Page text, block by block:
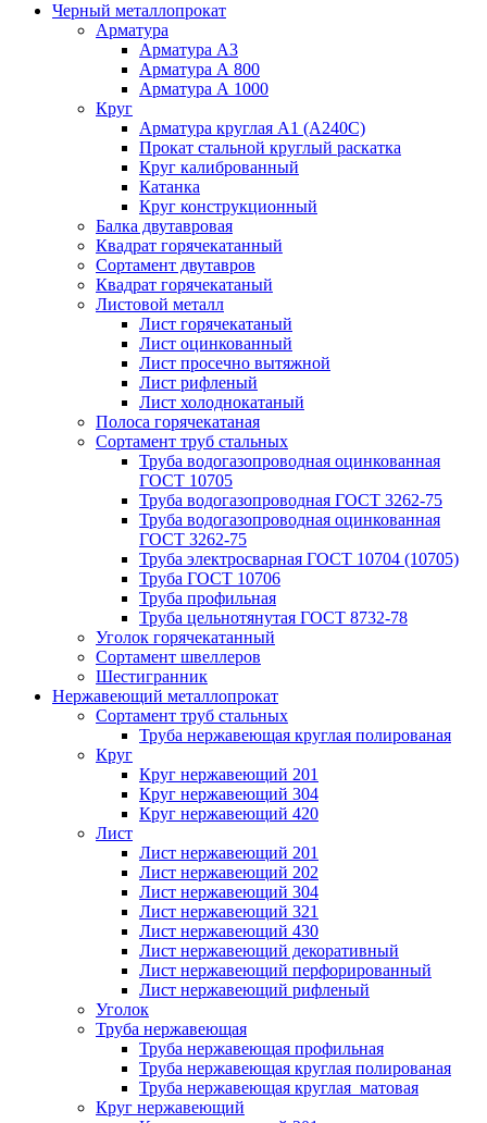
Черный металлопрокат
Арматура
Арматура А3
Арматура А 800
Арматура А 1000
Круг
Арматура круглая А1 (А240C)
Прокат стальной круглый раскатка
Круг калиброванный
Катанка
Круг конструкционный
Балка двутавровая
Квадрат горячекатанный
Сортамент двутавров
Квадрат горячекатаный
Листовой металл
Лист горячекатаный
Лист оцинкованный
Лист просечно вытяжной
Лист рифленый
Лист холоднокатаный
Полоса горячекатаная
Сортамент труб стальных
Труба водогазопроводная оцинкованная
ГОСТ 10705
Труба водогазопроводная ГОСТ 3262-75
Труба водогазопроводная оцинкованная
ГОСТ 3262-75
Труба электросварная ГОСТ 10704 (10705)
Труба ГОСТ 10706
Труба профильная
Труба цельнотянутая ГОСТ 8732-78
Уголок горячекатанный
Сортамент швеллеров
Шестигранник
Нержавеющий металлопрокат
Сортамент труб стальных
Труба нержавеющая круглая полированая
Круг
Круг нержавеющий 201
Круг нержавеющий 304
Круг нержавеющий 420
Лист
Лист нержавеющий 201
Лист нержавеющий 202
Лист нержавеющий 304
Лист нержавеющий 321
Лист нержавеющий 430
Лист нержавеющий декоративный
Лист нержавеющий перфорированный
Лист нержавеющий рифленый
Уголок
Труба нержавеющая
Труба нержавеющая профильная
Труба нержавеющая круглая полированая
Труба нержавеющая круглая матовая
Круг нержавеющий